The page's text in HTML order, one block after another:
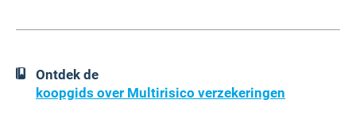
Ontdek de
koopgids over Multirisico verzekeringen